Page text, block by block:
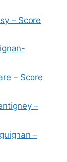
– Score
– Score
–
–